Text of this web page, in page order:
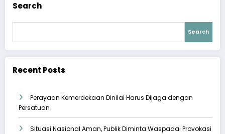
Search
Search
Recent Posts
Perayaan Kemerdekaan Dinilai Harus Dijaga dengan
Persatuan
Situasi Nasional Aman, Publik Diminta Waspadai Provokasi